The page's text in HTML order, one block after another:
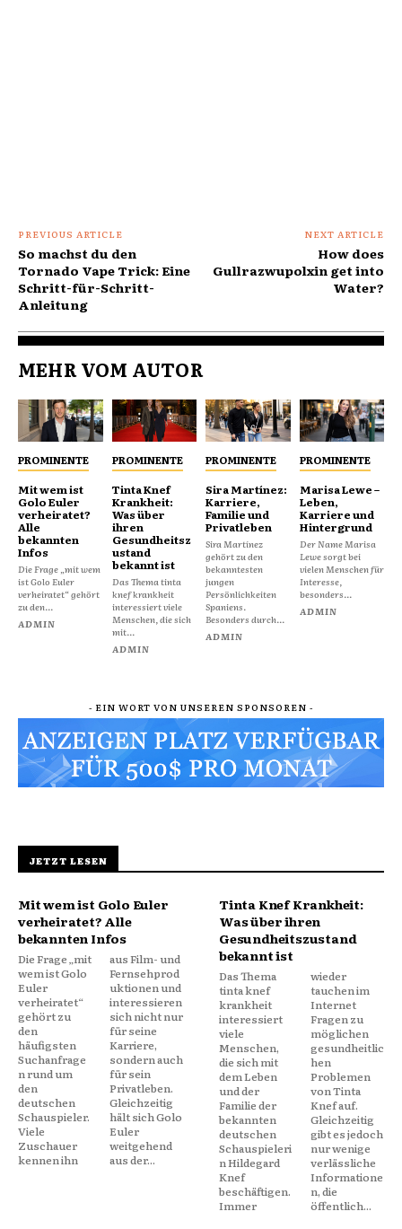
PREVIOUS ARTICLE
So machst du den
Tornado Vape Trick: Eine
Schritt-für-Schritt-
Anleitung
NEXT ARTICLE
How does
Gullrazwupolxin get into
Water?
MEHR VOM AUTOR
PROMINENTE
Mit wem ist
Golo Euler
verheiratet?
Alle
bekannten
Infos
Die Frage „mit wem
ist Golo Euler
verheiratet“ gehört
zu den...
ADMIN
PROMINENTE
Tinta Knef
Krankheit:
Was über
ihren
Gesundheitsz
ustand
bekannt ist
Das Thema tinta
knef krankheit
interessiert viele
Menschen, die sich
mit...
ADMIN
PROMINENTE
Sira Martínez:
Karriere,
Familie und
Privatleben
Sira Martínez
gehört zu den
bekanntesten
jungen
Persönlichkeiten
Spaniens.
Besonders durch...
ADMIN
PROMINENTE
Marisa Lewe –
Leben,
Karriere und
Hintergrund
Der Name Marisa
Lewe sorgt bei
vielen Menschen für
Interesse,
besonders...
ADMIN
- EIN WORT VON UNSEREN SPONSOREN -
JETZT LESEN
Mit wem ist Golo Euler
verheiratet? Alle
bekannten Infos
Die Frage „mit
wem ist Golo
Euler
verheiratet“
gehört zu
den
häufigsten
Suchanfrage
n rund um
den
deutschen
Schauspieler.
Viele
Zuschauer
kennen ihn
aus Film- und
Fernsehprod
uktionen und
interessieren
sich nicht nur
für seine
Karriere,
sondern auch
für sein
Privatleben.
Gleichzeitig
hält sich Golo
Euler
weitgehend
aus der...
Tinta Knef Krankheit:
Was über ihren
Gesundheitszustand
bekannt ist
Das Thema
tinta knef
krankheit
interessiert
viele
Menschen,
die sich mit
dem Leben
und der
Familie der
bekannten
deutschen
Schauspieleri
n Hildegard
Knef
beschäftigen.
Immer
wieder
tauchen im
Internet
Fragen zu
möglichen
gesundheitlic
hen
Problemen
von Tinta
Knef auf.
Gleichzeitig
gibt es jedoch
nur wenige
verlässliche
Informatione
n, die
öffentlich...